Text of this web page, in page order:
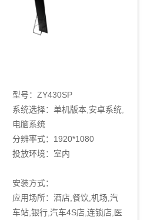
型号：ZY430SP
系统选择：单机版本,安卓系统,
电脑系统
分辨率式：1920*1080
投放环境：室内
安装方式：
应用场所：酒店,餐饮,机场,汽
车站,银行,汽车4S店,连锁店,医